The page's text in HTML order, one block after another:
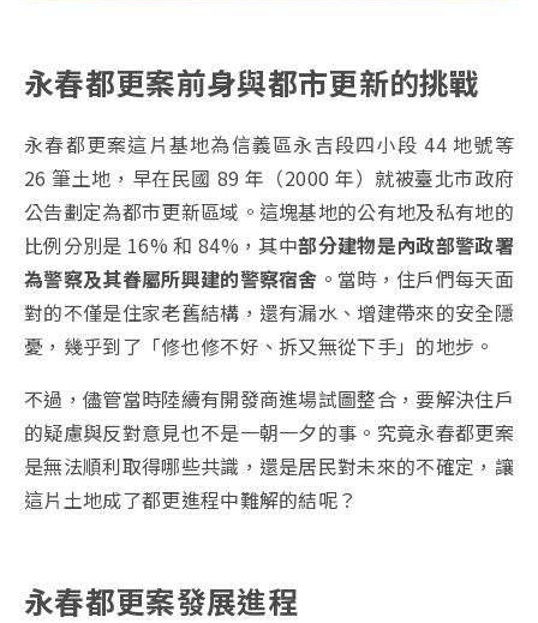
永春都更案前身與都市更新的挑戰
永春都更案這片基地為信義區永吉段四小段 44 地號等
26 筆土地，早在民國 89 年（2000 年）就被臺北市政府
公告劃定為都市更新區域。這塊基地的公有地及私有地的
比例分別是 16% 和 84%，其中部分建物是內政部警政署
為警察及其眷屬所興建的警察宿舍 。當時，住戶們每天面
對的不僅是住家老舊結構，還有漏水、增建帶來的安全隱
憂，幾乎到了「修也修不好、拆又無從下手」的地步。
不過，儘管當時陸續有開發商進場試圖整合，要解決住戶
的疑慮與反對意見也不是一朝一夕的事。究竟永春都更案
是無法順利取得哪些共識，還是居民對未來的不確定，讓
這片土地成了都更進程中難解的結呢？
永春都更案發展進程